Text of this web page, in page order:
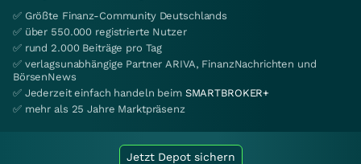
✅ Größte Finanz-Community Deutschlands
✅ über 550.000 registrierte Nutzer
✅ rund 2.000 Beiträge pro Tag
✅ verlagsunabhängige Partner ARIVA, FinanzNachrichten und
BörsenNews
✅ Jederzeit einfach handeln beim SMARTBROKER+
✅ mehr als 25 Jahre Marktpräsenz
Jetzt Depot sichern